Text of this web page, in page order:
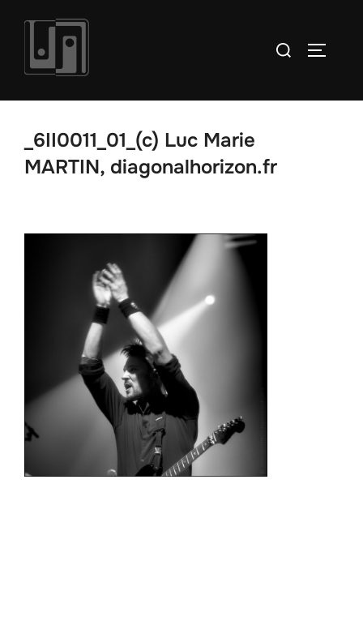
contenu
Rechercher :
_6II0011_01_(c) Luc Marie
MARTIN, diagonalhorizon.fr